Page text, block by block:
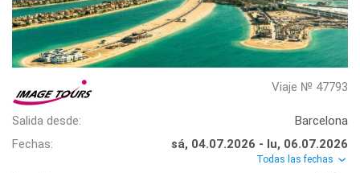
Viaje № 47793
Salida desde:
Barcelona
Fechas:
sá, 04.07.2026 - lu, 06.07.2026
Todas las fechas